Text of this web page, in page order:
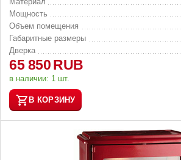
Мощность
Объем помещения
Габаритные размеры
Дверка
65 850RUB
в наличии: 1 шт.
В КОРЗИНУ